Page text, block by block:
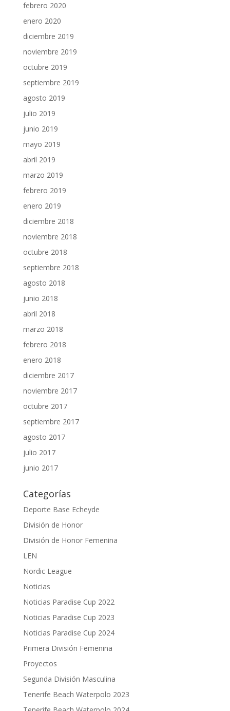
febrero 2020
enero 2020
diciembre 2019
noviembre 2019
octubre 2019
septiembre 2019
agosto 2019
julio 2019
junio 2019
mayo 2019
abril 2019
marzo 2019
febrero 2019
enero 2019
diciembre 2018
noviembre 2018
octubre 2018
septiembre 2018
agosto 2018
junio 2018
abril 2018
marzo 2018
febrero 2018
enero 2018
diciembre 2017
noviembre 2017
octubre 2017
septiembre 2017
agosto 2017
julio 2017
junio 2017
Categorías
Deporte Base Echeyde
División de Honor
División de Honor Femenina
LEN
Nordic League
Noticias
Noticias Paradise Cup 2022
Noticias Paradise Cup 2023
Noticias Paradise Cup 2024
Primera División Femenina
Proyectos
Segunda División Masculina
Tenerife Beach Waterpolo 2023